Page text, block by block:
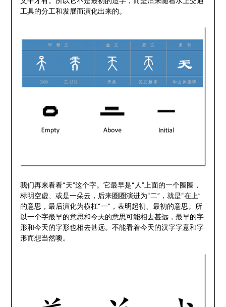
工具的分工和发展而演化出来的。
我们再来看看“天”这个字。它最早是“人”上面的一个圈圈，
标明空虚、或是一朵云，后来圈圈演进为“二”，就是“在上”
的意思，最后演化为横杠“一”，表明起初、最初的意思。所
以一个字最早的意思和今天的意思可能相去甚远，最早的字
形和今天的字形也相去甚远。不能看着今天的汉字字意和字
形而想当然噢。